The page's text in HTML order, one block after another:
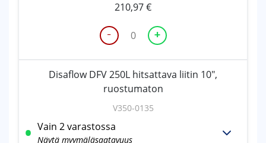
-
Disaflow
DFV
hitsattava
liitin
määrä
+
210,97€
Disaflow DFV 250L hitsattava liitin 10",
ruostumaton
V350-0135
Vain 2 varastossa
Näytä myymäläsaatavuus